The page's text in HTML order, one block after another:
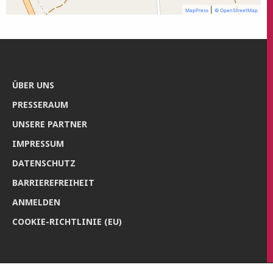
MapPress © OpenStreetMap
ÜBER UNS
PRES­SE­RAUM
UNSE­RE PARTNER
IMPRES­SUM
DATEN­SCHUTZ
BAR­RIE­RE­FREI­HEIT
ANMEL­DEN
COO­KIE-RICH­T­­LI­­NIE (EU)